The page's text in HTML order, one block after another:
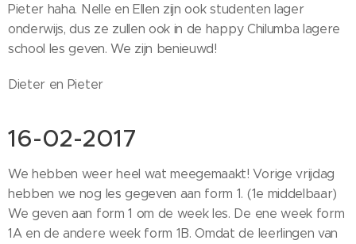
Pieter haha. Nelle en Ellen zijn ook studenten lager
onderwijs, dus ze zullen ook in de happy Chilumba lagere
school les geven. We zijn benieuwd!
Dieter en Pieter
16-02-2017
We hebben weer heel wat meegemaakt! Vorige vrijdag
hebben we nog les gegeven aan form 1. (1e middelbaar)
We geven aan form 1 om de week les. De ene week form
1A en de andere week form 1B. Omdat de leerlingen van